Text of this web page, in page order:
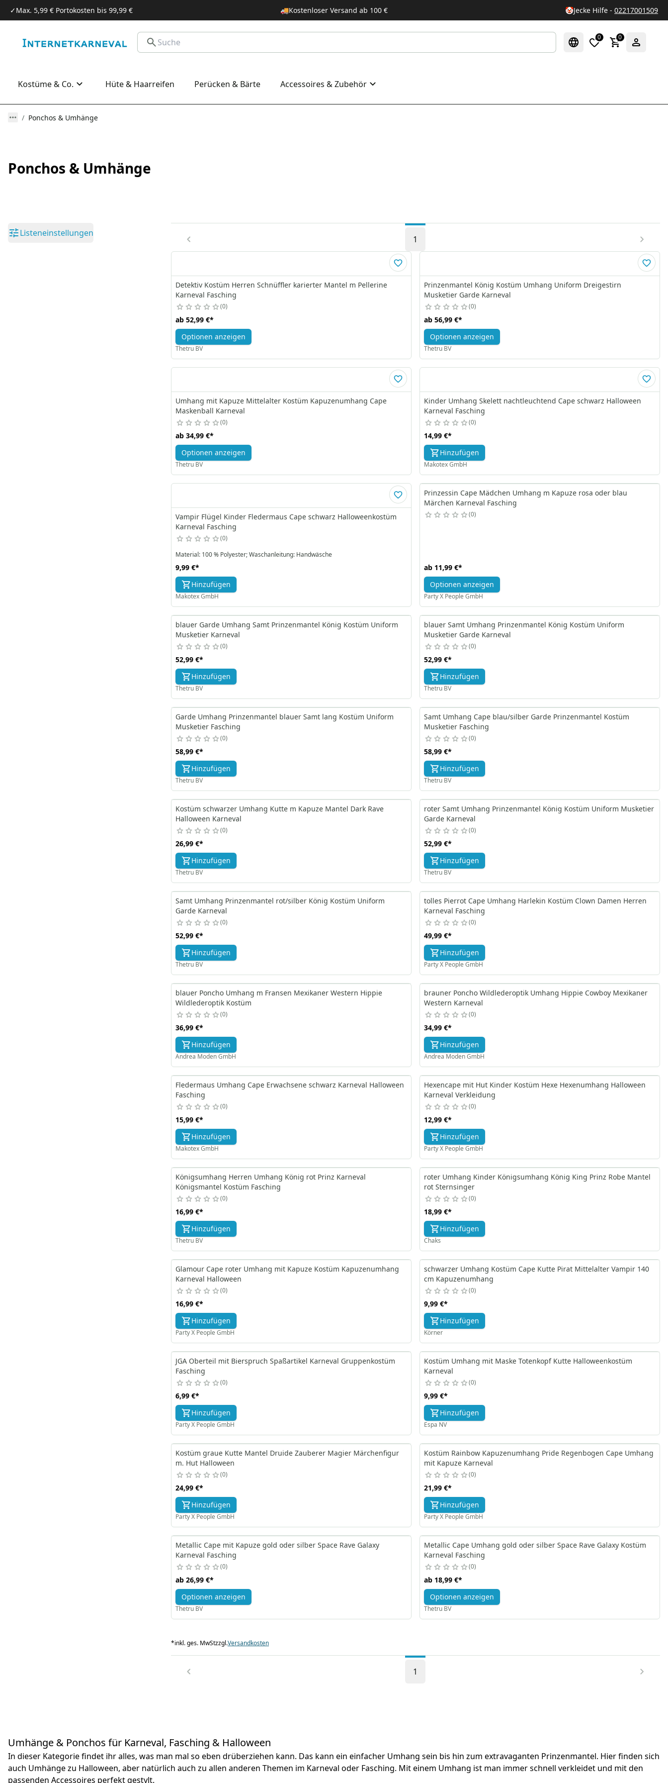
✓Max. 5,99 € Portokosten bis 99,99 € 🚚Kostenloser Versand ab 100 € 🤡Jecke Hilfe -02217001509
0 0
Kostüme & Co. Hüte & Haarreifen Perücken & Bärte Accessoires & Zubehör
Ponchos & Umhänge
Ponchos & Umhänge
Listeneinstellungen
1
Detektiv Kostüm Herren Schnüffler karierter Mantel m Pellerine
Karneval Fasching
0
ab 52,99 €*
Optionen anzeigen
Thetru BV
Prinzenmantel König Kostüm Umhang Uniform Dreigestirn
Musketier Garde Karneval
0
ab 56,99 €*
Optionen anzeigen
Thetru BV
Umhang mit Kapuze Mittelalter Kostüm Kapuzenumhang Cape
Maskenball Karneval
0
ab 34,99 €*
Optionen anzeigen
Thetru BV
Kinder Umhang Skelett nachtleuchtend Cape schwarz Halloween
Karneval Fasching
0
14,99 €*
Hinzufügen
Makotex GmbH
Vampir Flügel Kinder Fledermaus Cape schwarz Halloweenkostüm
Karneval Fasching
0
Material: 100 % Polyester; Waschanleitung: Handwäsche
9,99 €*
Hinzufügen
Makotex GmbH
Prinzessin Cape Mädchen Umhang m Kapuze rosa oder blau
Märchen Karneval Fasching
0
ab 11,99 €*
Optionen anzeigen
Party X People GmbH
blauer Garde Umhang Samt Prinzenmantel König Kostüm Uniform
Musketier Karneval
0
52,99 €*
Hinzufügen
Thetru BV
blauer Samt Umhang Prinzenmantel König Kostüm Uniform
Musketier Garde Karneval
0
52,99 €*
Hinzufügen
Thetru BV
Garde Umhang Prinzenmantel blauer Samt lang Kostüm Uniform
Musketier Fasching
0
58,99 €*
Hinzufügen
Thetru BV
Samt Umhang Cape blau/silber Garde Prinzenmantel Kostüm
Musketier Fasching
0
58,99 €*
Hinzufügen
Thetru BV
Kostüm schwarzer Umhang Kutte m Kapuze Mantel Dark Rave
Halloween Karneval
0
26,99 €*
Hinzufügen
Thetru BV
roter Samt Umhang Prinzenmantel König Kostüm Uniform Musketier
Garde Karneval
0
52,99 €*
Hinzufügen
Thetru BV
Samt Umhang Prinzenmantel rot/silber König Kostüm Uniform
Garde Karneval
0
52,99 €*
Hinzufügen
Thetru BV
tolles Pierrot Cape Umhang Harlekin Kostüm Clown Damen Herren
Karneval Fasching
0
49,99 €*
Hinzufügen
Party X People GmbH
blauer Poncho Umhang m Fransen Mexikaner Western Hippie
Wildlederoptik Kostüm
0
36,99 €*
Hinzufügen
Andrea Moden GmbH
brauner Poncho Wildlederoptik Umhang Hippie Cowboy Mexikaner
Western Karneval
0
34,99 €*
Hinzufügen
Andrea Moden GmbH
Fledermaus Umhang Cape Erwachsene schwarz Karneval Halloween
Fasching
0
15,99 €*
Hinzufügen
Makotex GmbH
Hexencape mit Hut Kinder Kostüm Hexe Hexenumhang Halloween
Karneval Verkleidung
0
12,99 €*
Hinzufügen
Party X People GmbH
Königsumhang Herren Umhang König rot Prinz Karneval
Königsmantel Kostüm Fasching
0
16,99 €*
Hinzufügen
Thetru BV
roter Umhang Kinder Königsumhang König King Prinz Robe Mantel
rot Sternsinger
0
18,99 €*
Hinzufügen
Chaks
Glamour Cape roter Umhang mit Kapuze Kostüm Kapuzenumhang
Karneval Halloween
0
16,99 €*
Hinzufügen
Party X People GmbH
schwarzer Umhang Kostüm Cape Kutte Pirat Mittelalter Vampir 140
cm Kapuzenumhang
0
9,99 €*
Hinzufügen
Körner
JGA Oberteil mit Bierspruch Spaßartikel Karneval Gruppenkostüm
Fasching
0
6,99 €*
Hinzufügen
Party X People GmbH
Kostüm Umhang mit Maske Totenkopf Kutte Halloweenkostüm
Karneval
0
9,99 €*
Hinzufügen
Espa NV
Kostüm graue Kutte Mantel Druide Zauberer Magier Märchenfigur
m. Hut Halloween
0
24,99 €*
Hinzufügen
Party X People GmbH
Kostüm Rainbow Kapuzenumhang Pride Regenbogen Cape Umhang
mit Kapuze Karneval
0
21,99 €*
Hinzufügen
Party X People GmbH
Metallic Cape mit Kapuze gold oder silber Space Rave Galaxy
Karneval Fasching
0
ab 26,99 €*
Optionen anzeigen
Thetru BV
Metallic Cape Umhang gold oder silber Space Rave Galaxy Kostüm
Karneval Fasching
0
ab 18,99 €*
Optionen anzeigen
Thetru BV
*inkl. ges. MwStzzgl.Versandkosten
1
Umhänge & Ponchos für Karneval, Fasching & Halloween
In dieser Kategorie findet ihr alles, was man mal so eben drüberziehen kann. Das kann ein einfacher Umhang sein bis hin zum extravaganten Prinzenmantel. Hier finden sich
auch Umhänge zu Halloween, aber natürlich auch zu allen anderen Themen im Karneval oder Fasching. Mit einem Umhang ist man immer schnell verkleidet und mit den
passenden Accessoires perfekt gestylt.